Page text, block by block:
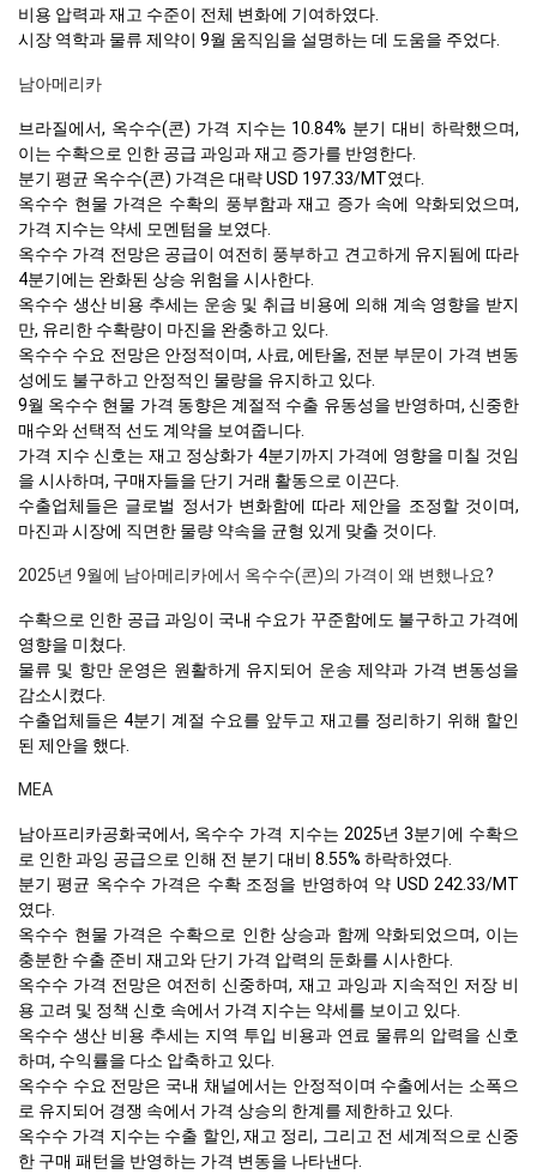
비용 압력과 재고 수준이 전체 변화에 기여하였다.
시장 역학과 물류 제약이 9월 움직임을 설명하는 데 도움을 주었다.
남아메리카
브라질에서, 옥수수(콘) 가격 지수는 10.84% 분기 대비 하락했으며,
이는 수확으로 인한 공급 과잉과 재고 증가를 반영한다.
분기 평균 옥수수(콘) 가격은 대략 USD 197.33/MT였다.
옥수수 현물 가격은 수확의 풍부함과 재고 증가 속에 약화되었으며,
가격 지수는 약세 모멘텀을 보였다.
옥수수 가격 전망은 공급이 여전히 풍부하고 견고하게 유지됨에 따라
4분기에는 완화된 상승 위험을 시사한다.
옥수수 생산 비용 추세는 운송 및 취급 비용에 의해 계속 영향을 받지
만, 유리한 수확량이 마진을 완충하고 있다.
옥수수 수요 전망은 안정적이며, 사료, 에탄올, 전분 부문이 가격 변동
성에도 불구하고 안정적인 물량을 유지하고 있다.
9월 옥수수 현물 가격 동향은 계절적 수출 유동성을 반영하며, 신중한
매수와 선택적 선도 계약을 보여줍니다.
가격 지수 신호는 재고 정상화가 4분기까지 가격에 영향을 미칠 것임
을 시사하며, 구매자들을 단기 거래 활동으로 이끈다.
수출업체들은 글로벌 정서가 변화함에 따라 제안을 조정할 것이며,
마진과 시장에 직면한 물량 약속을 균형 있게 맞출 것이다.
2025년 9월에 남아메리카에서 옥수수(콘)의 가격이 왜 변했나요?
수확으로 인한 공급 과잉이 국내 수요가 꾸준함에도 불구하고 가격에
영향을 미쳤다.
물류 및 항만 운영은 원활하게 유지되어 운송 제약과 가격 변동성을
감소시켰다.
수출업체들은 4분기 계절 수요를 앞두고 재고를 정리하기 위해 할인
된 제안을 했다.
MEA
남아프리카공화국에서, 옥수수 가격 지수는 2025년 3분기에 수확으
로 인한 과잉 공급으로 인해 전 분기 대비 8.55% 하락하였다.
분기 평균 옥수수 가격은 수확 조정을 반영하여 약 USD 242.33/MT
였다.
옥수수 현물 가격은 수확으로 인한 상승과 함께 약화되었으며, 이는
충분한 수출 준비 재고와 단기 가격 압력의 둔화를 시사한다.
옥수수 가격 전망은 여전히 신중하며, 재고 과잉과 지속적인 저장 비
용 고려 및 정책 신호 속에서 가격 지수는 약세를 보이고 있다.
옥수수 생산 비용 추세는 지역 투입 비용과 연료 물류의 압력을 신호
하며, 수익률을 다소 압축하고 있다.
옥수수 수요 전망은 국내 채널에서는 안정적이며 수출에서는 소폭으
로 유지되어 경쟁 속에서 가격 상승의 한계를 제한하고 있다.
옥수수 가격 지수는 수출 할인, 재고 정리, 그리고 전 세계적으로 신중
한 구매 패턴을 반영하는 가격 변동을 나타낸다.